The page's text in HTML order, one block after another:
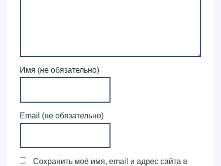
Имя (не обязательно)
Email (не обязательно)
Сохранить моё имя, email и адрес сайта в